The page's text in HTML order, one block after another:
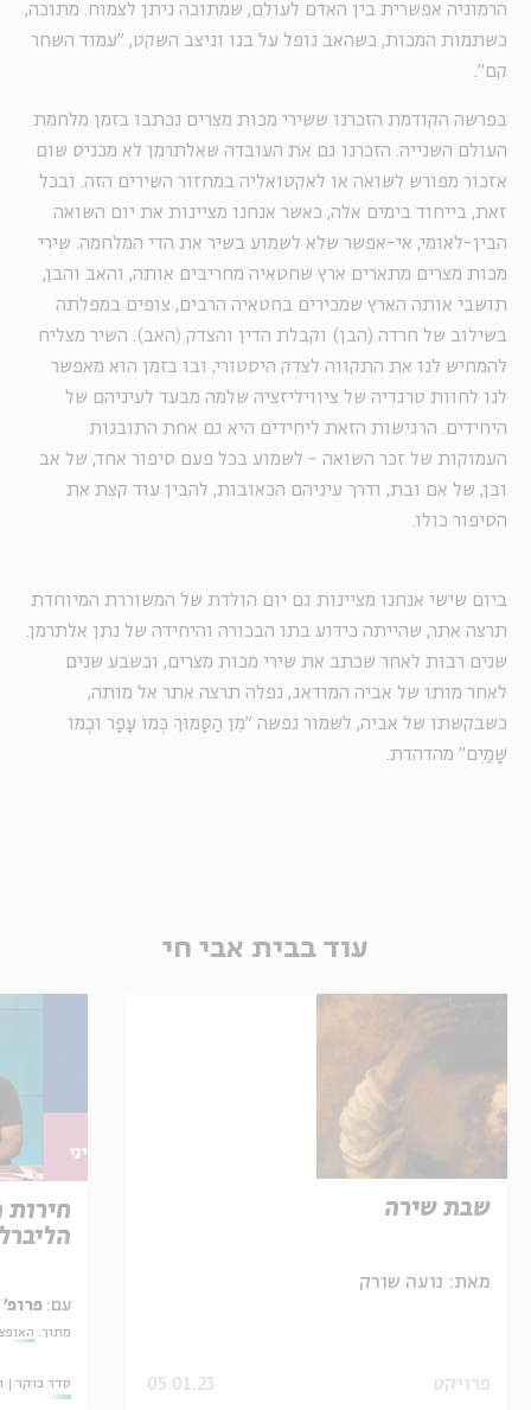
הרמוניה אפשרית בין האדם לעולם, שמתוכה ניתן לצמוח. מתוכה,
כשתמות המכות, כשהאב נופל על בנו וניצב השקט, "עמוד השחר
קם".
בפרשה הקודמת הזכרנו ששירי מכות מצרים נכתבו בזמן מלחמת
העולם השנייה. הזכרנו גם את העובדה שאלתרמן לא מכניס שום
אזכור מפורש לשואה או לאקטואליה במחזור השירים הזה. ובכל
זאת, בייחוד בימים אלה, כאשר אנחנו מציינות את יום השואה
הבין-לאומי, אי-אפשר שלא לשמוע בשיר את הדי המלחמה. שירי
מכות מצרים מתארים ארץ שחטאיה מחריבים אותה, והאב והבן,
תושבי אותה הארץ שמכירים בחטאיה הרבים, צופים במפלתה
בשילוב של חרדה (הבן) וקבלת הדין והצדק (האב). השיר מצליח
להמחיש לנו את התקווה לצדק היסטורי, ובו בזמן הוא מאפשר
לנו לחוות טרגדיה של ציוויליזציה שלמה מבעד לעיניהם של
היחידים. הרגישות הזאת ליחידים היא גם אחת התובנות
העמוקות של זכר השואה - לשמוע בכל פעם סיפור אחד, של אב
ובן, של אם ובת, ודרך עיניהם הכאובות, להבין עוד קצת את
הסיפור כולו.
ביום שישי אנחנו מציינות גם יום הולדת של המשוררת המיוחדת
תרצה אתר, שהייתה כידוע בתו הבכורה והיחידה של נתן אלתרמן.
שנים רבות לאחר שכתב את שירי מכות מצרים, וכשבע שנים
לאחר מותו של אביה המודאג, נפלה תרצה אתר אל מותה,
כשבקשתו של אביה, לשמור נפשה "מִן הַסָּמוּךְ כְּמוֹ עָפָר וּכְמוֹ
שָׁמַיִם" מהדהדת.
עוד בבית אבי חי
שבת שירה
מאת: נועה שורק
פרויקט 05.01.23
עם: פרופ'
מתוך:
סדר בוקר